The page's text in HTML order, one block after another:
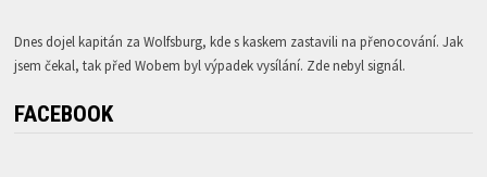
Dnes dojel kapitán za Wolfsburg, kde s kaskem zastavili na přenocování. Jak
jsem čekal, tak před Wobem byl výpadek vysílání. Zde nebyl signál.
FACEBOOK